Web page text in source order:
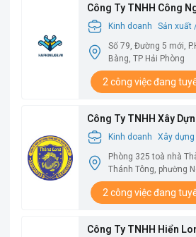
Công Ty TNHH Công
Babysbreath
Kinh doanh
Sản xuất
Số 79, Đường 5 mới,
Bàng, TP Hải Phòng
2 công việc đang
Công Ty TNHH Xây
Thăng Long
Kinh doanh
Xây dựng
Phòng 325 toà nhà
Thánh Tông, phường
2 công việc đang
Công Ty TNHH Hiển